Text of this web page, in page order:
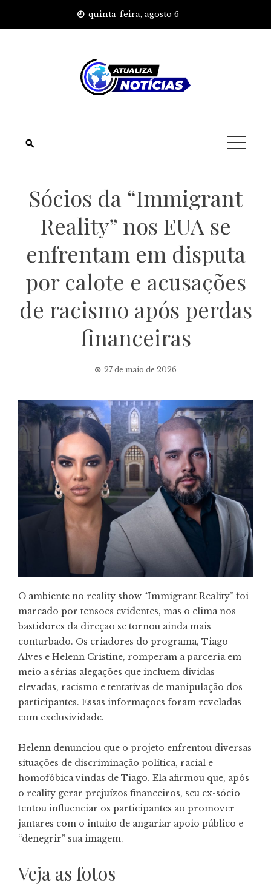
quinta-feira, agosto 6
Sócios da “Immigrant
Reality” nos EUA se
enfrentam em disputa
por calote e acusações
de racismo após perdas
financeiras
27 de maio de 2026
O ambiente no reality show “Immigrant Reality” foi
marcado por tensões evidentes, mas o clima nos
bastidores da direção se tornou ainda mais
conturbado. Os criadores do programa, Tiago
Alves e Helenn Cristine, romperam a parceria em
meio a sérias alegações que incluem dívidas
elevadas, racismo e tentativas de manipulação dos
participantes. Essas informações foram reveladas
com exclusividade.
Helenn denunciou que o projeto enfrentou diversas
situações de discriminação política, racial e
homofóbica vindas de Tiago. Ela afirmou que, após
o reality gerar prejuízos financeiros, seu ex-sócio
tentou influenciar os participantes ao promover
jantares com o intuito de angariar apoio público e
“denegrir” sua imagem.
Veja as fotos